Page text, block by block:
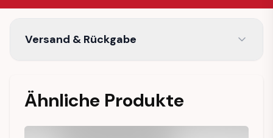
Versand & Rückgabe
Ähnliche Produkte